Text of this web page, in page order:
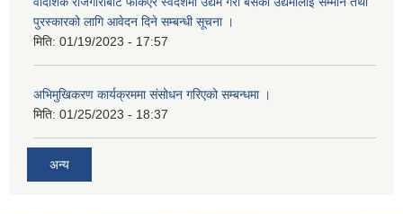
पुरस्कारको लागि आवेदन दिने सम्बन्धी सूचना ।
मिति: 01/19/2023 - 17:57
अभिमुखिकरण कार्यक्रममा संसोधन गरिएको सम्बन्धमा ।
मिति: 01/25/2023 - 18:37
अन्य